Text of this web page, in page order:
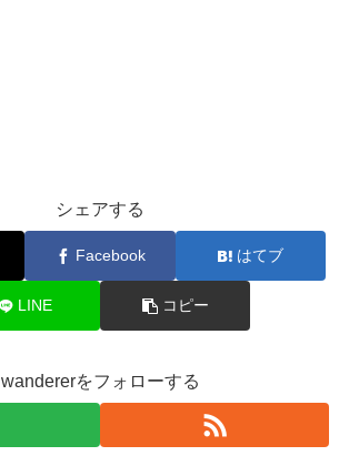
シェアする
Facebook はてブ
LINE コピー
wandererをフォローする